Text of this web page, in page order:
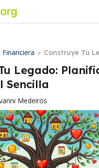
Financiera > Construye Tu
ficación
a
Legado:
Sencilla
Medeiros